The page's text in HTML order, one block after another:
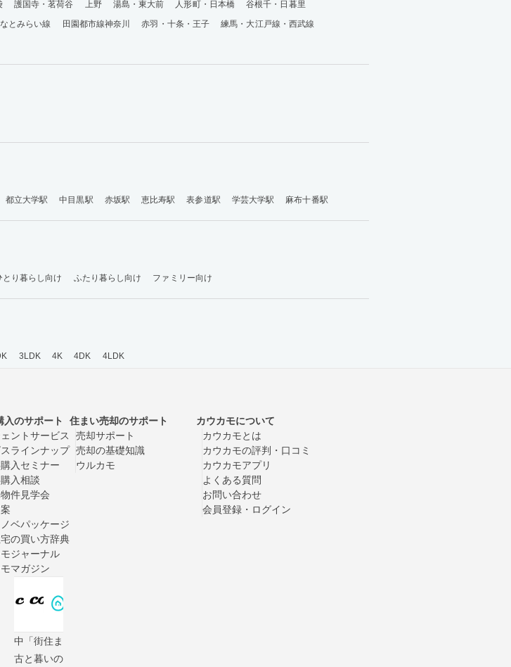
護国寺・茗荷谷 上野 湯島・東大前 人形町・日本橋
谷根千・日暮里
とみらい線 田園都市線神奈川 赤羽・十条・王子
練馬・大江戸線・西武線
都立大学駅 中目黒駅 赤坂駅 恵比寿駅 表参道駅 学芸大学駅 麻布十番駅
とり暮らし向け ふたり暮らし向け ファミリー向け
3LDK 4K 4DK 4LDK
入のサポート
ントサービス
ラインナップ
入セミナー
入相談
件見学会
ベパッケージ
の買い方辞典
ジャーナル
マガジン
住まい売却のサポート
売却サポート
売却の基礎知識
ウルカモ
カウカモについて
カウカモとは
カウカモの評判・口コミ
カウカモアプリ
よくある質問
お問い合わせ
会員登録・ログイン
中
古
「街
と暮
住ま
いの